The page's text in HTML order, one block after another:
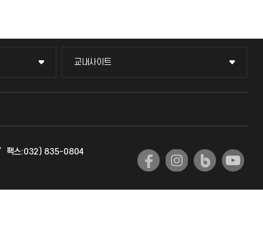
교내사이트
교내사이트
교수회
국제교류과
팩스:032) 835-0804